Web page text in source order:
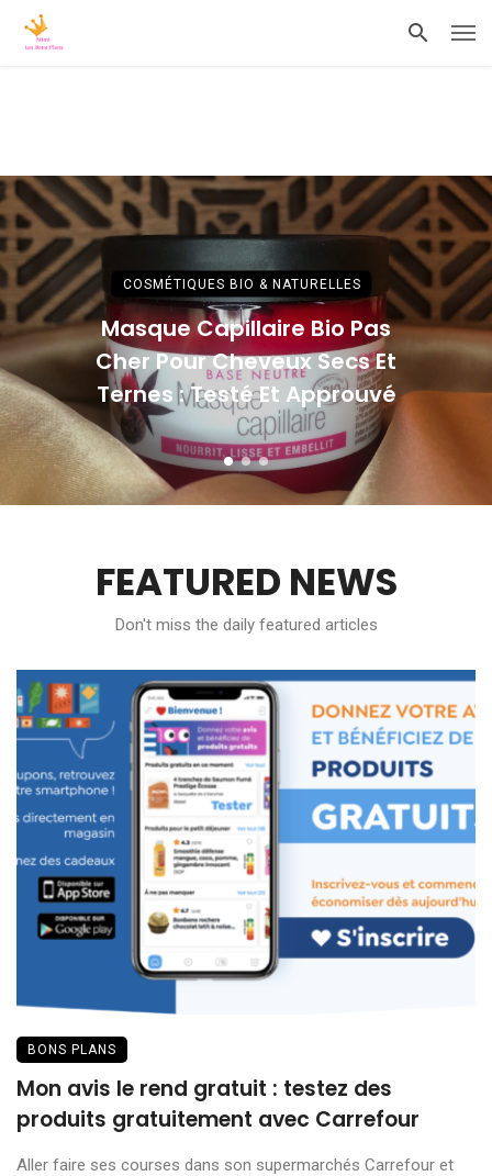
COSMÉTIQUES BIO & NATURELLES
Masque Capillaire Bio Pas
Cher Pour Cheveux Secs Et
Ternes : Testé Et Approuvé
FEATURED NEWS
Don't miss the daily featured articles
BONS PLANS
Mon avis le rend gratuit : testez des
produits gratuitement avec Carrefour
Aller faire ses courses dans son supermarchés Carrefour et